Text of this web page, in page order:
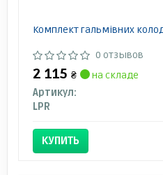
Комплект гальмівних
0 отзывов
2 115 ₴
на складе
Артикул:
LPR
КУПИТЬ